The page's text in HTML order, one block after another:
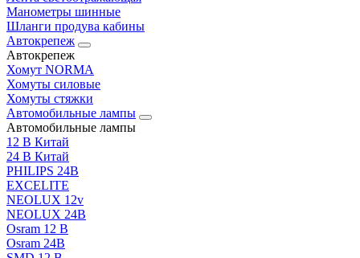
Манометры шинные
Шланги продува кабины
Автокрепеж
Автокрепеж
Хомут NORMA
Хомуты силовые
Хомуты стяжки
Автомобильные лампы
Автомобильные лампы
12 В Китай
24 В Китай
PHILIPS 24В
EXCELITE
NEOLUX 12v
NEOLUX 24В
Osram 12 В
Osram 24В